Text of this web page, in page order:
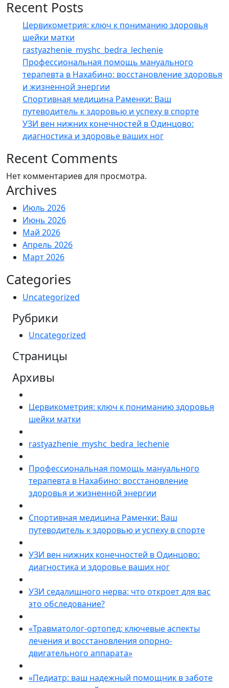
Recent Posts
Цервикометрия: ключ к пониманию здоровья
шейки матки
rastyazhenie_myshc_bedra_lechenie
Профессиональная помощь мануального
терапевта в Нахабино: восстановление здоровья
и жизненной энергии
Спортивная медицина Раменки: Ваш
путеводитель к здоровью и успеху в спорте
УЗИ вен нижних конечностей в Одинцово:
диагностика и здоровье ваших ног
Recent Comments
Нет комментариев для просмотра.
Archives
Июль 2026
Июнь 2026
Май 2026
Апрель 2026
Март 2026
Categories
Uncategorized
Рубрики
Uncategorized
Страницы
Архивы
Цервикометрия: ключ к пониманию здоровья
шейки матки
rastyazhenie_myshc_bedra_lechenie
Профессиональная помощь мануального
терапевта в Нахабино: восстановление
здоровья и жизненной энергии
Спортивная медицина Раменки: Ваш
путеводитель к здоровью и успеху в спорте
УЗИ вен нижних конечностей в Одинцово:
диагностика и здоровье ваших ног
УЗИ седалищного нерва: что откроет для вас
это обследование?
«Травматолог-ортопед: ключевые аспекты
лечения и восстановления опорно-
двигательного аппарата»
«Педиатр: ваш надежный помощник в заботе